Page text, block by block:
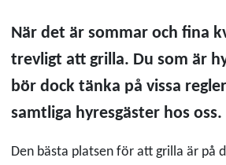
När det är sommar och fina
trevligt att grilla. Du som är
bör dock tänka på vissa
samtliga hyresgäster hos oss.
Den bästa platsen för att grilla är på